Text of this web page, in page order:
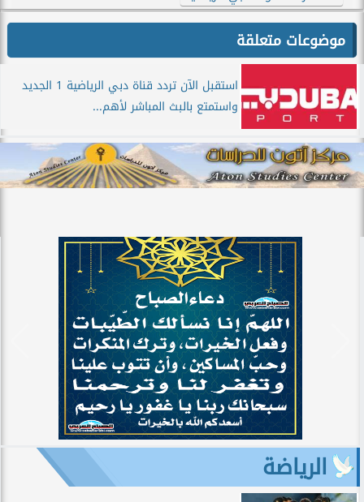
موضوعات متعلقة
استقبل الآن تردد قناة دبي الرياضية 1 الجديد
واستمتع بالبث المباشر لأهم...
الرياضة